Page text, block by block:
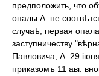
предположить, что
опалы А. не
случаѣ, первая
заступничеству
Павловича, А. 29
приказомъ 11 авг.